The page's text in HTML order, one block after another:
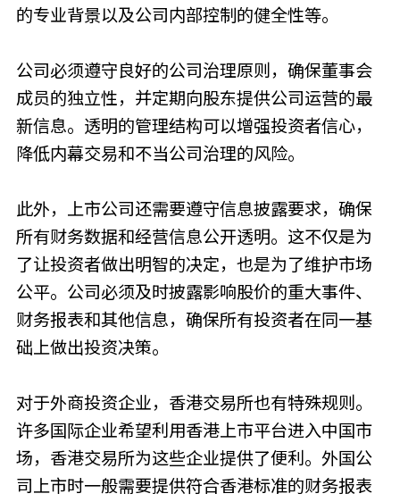
的专业背景以及公司内部控制的健全性等。
公司必须遵守良好的公司治理原则，确保董事会
成员的独立性，并定期向股东提供公司运营的最
新信息。透明的管理结构可以增强投资者信心，
降低内幕交易和不当公司治理的风险。
此外，上市公司还需要遵守信息披露要求，确保
所有财务数据和经营信息公开透明。这不仅是为
了让投资者做出明智的决定，也是为了维护市场
公平。公司必须及时披露影响股价的重大事件、
财务报表和其他信息，确保所有投资者在同一基
础上做出投资决策。
对于外商投资企业，香港交易所也有特殊规则。
许多国际企业希望利用香港上市平台进入中国市
场，香港交易所为这些企业提供了便利。外国公
司上市时一般需要提供符合香港标准的财务报表